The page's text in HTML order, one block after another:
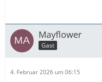
Mayflower
Gast
4. Februar 2026 um 06:15